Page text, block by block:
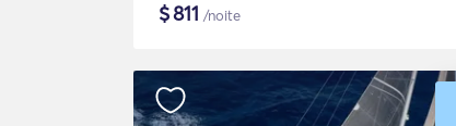
$811 /noite